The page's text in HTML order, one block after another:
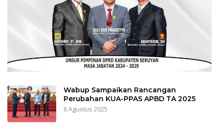
Wabup Sampaikan Rancangan
Perubahan KUA-PPAS APBD TA 2025
6 Agustus 2025